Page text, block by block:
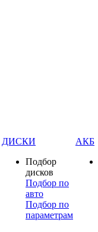
ДИСКИ
Подбор
дисков
Подбор по
авто
Подбор по
параметрам
АКБ